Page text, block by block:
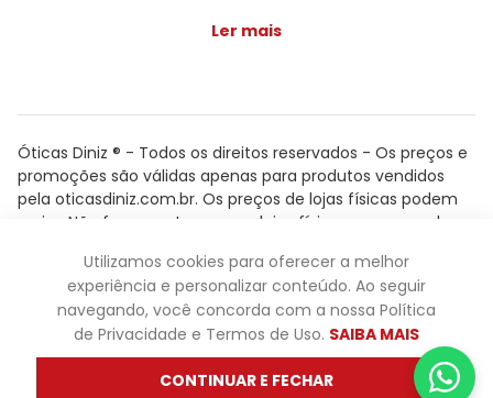
Ler mais
Óticas Diniz ® - Todos os direitos reservados - Os preços e
promoções são válidas apenas para produtos vendidos
pela oticasdiniz.com.br. Os preços de lojas físicas podem
variar. Não fazemos trocas em lojas físicas, apenas pelo
Powered by
Utilizamos cookies para oferecer a melhor
experiência e personalizar conteúdo. Ao seguir
navegando, você concorda com a nossa Política
de Privacidade e Termos de Uso. SAIBA MAIS
CONTINUAR E FECHAR